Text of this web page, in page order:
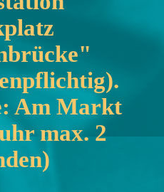
Am Markt
max. 2